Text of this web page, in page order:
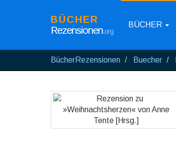
BÜCHER
Rezensionen.org
BÜCHER
BücherRezensionen Buecher